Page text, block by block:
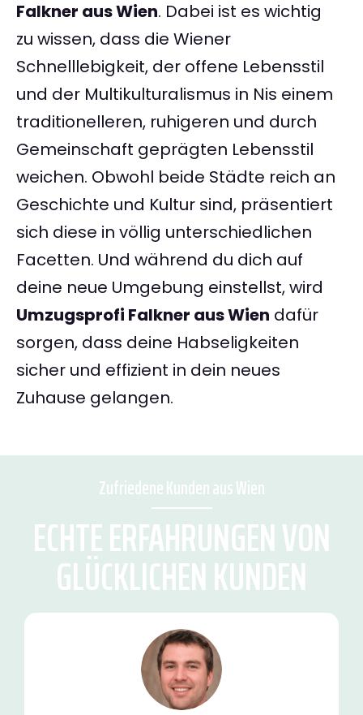
Falkner aus Wien. Dabei ist es wichtig
zu wissen, dass die Wiener
Schnelllebigkeit, der offene Lebensstil
und der Multikulturalismus in Nis einem
traditionelleren, ruhigeren und durch
Gemeinschaft geprägten Lebensstil
weichen. Obwohl beide Städte reich an
Geschichte und Kultur sind, präsentiert
sich diese in völlig unterschiedlichen
Facetten. Und während du dich auf
deine neue Umgebung einstellst, wird
Umzugsprofi Falkner aus Wien dafür
sorgen, dass deine Habseligkeiten
sicher und effizient in dein neues
Zuhause gelangen.
Zufriedene Kunden aus Wien
ECHTE ERFAHRUNGEN VON
GLÜCKLICHEN KUNDEN